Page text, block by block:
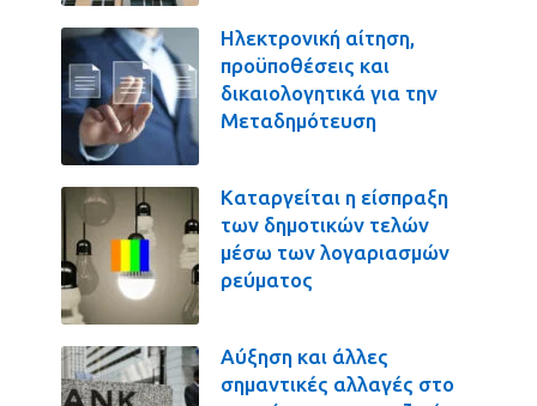
Ηλεκτρονική αίτηση,
προϋποθέσεις και
δικαιολογητικά για την
Μεταδημότευση
Καταργείται η είσπραξη
των δημοτικών τελών
μέσω των λογαριασμών
ρεύματος
Αύξηση και άλλες
σημαντικές αλλαγές στο